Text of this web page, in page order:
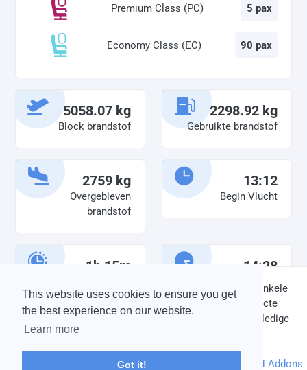
This website uses cookies to ensure you get
the best experience on our website.
Learn more
Got it!
Premium Class (PC) 5 pax
Economy Class (EC) 90 pax
5058.07 kg
Block brandstof
2298.92 kg
Gebruikte brandstof
2759 kg
Overgebleven
brandstof
13:12
Begin Vlucht
1h 15m 14:28
Einde vlucht
DISCLAIMER: V-Bird Virtual Airlines Group kan op geen enkele
wijze aansprakelijkheid aanvaarden voor directe of indirecte
schade die is ontstaan ten gevolge van onjuiste of onvolledige
informatie op deze website.
© 2004 - 2026 V-Bird Virtual Airlines Group |Credits
Powered byphpVMS DH Addons